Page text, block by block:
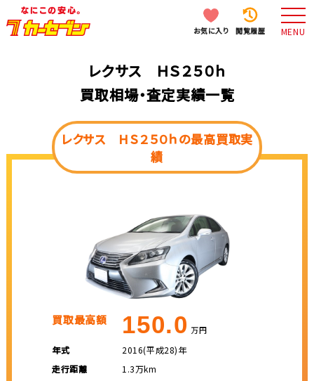
お気に入り 閲覧履歴 MENU
レクサス ＨＳ２５０ｈ
買取相場・査定実績一覧
レクサス ＨＳ２５０ｈの最高買取実
績
買取最高額 150.0 万円
年式
2016(平成28)年
走行距離
1.3万km